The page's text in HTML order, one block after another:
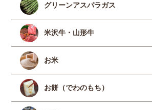
グリーンアスパラガス
米沢牛・山形牛
お米
お餅（でわのもち）